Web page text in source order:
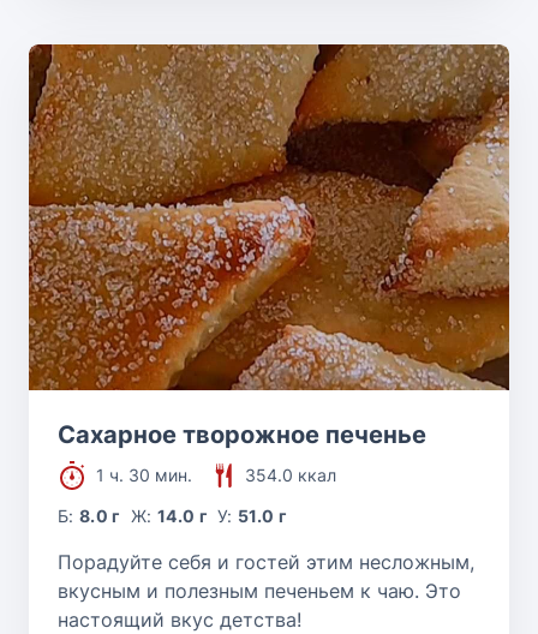
Сахарное творожное печенье
1 ч. 30 мин.
354.0 ккал
Б:8.0 г Ж: 14.0 г У: 51.0 г
Порадуйте себя и гостей этим несложным,
вкусным и полезным печеньем к чаю. Это
настоящий вкус детства!